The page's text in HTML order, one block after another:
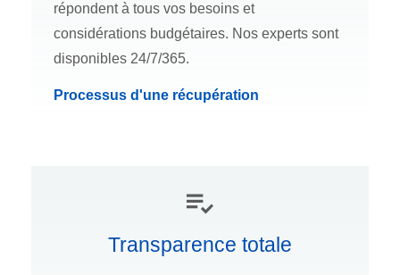
répondent à tous vos besoins et
considérations budgétaires. Nos experts sont
disponibles 24/7/365.
Processus d'une récupération
Transparence totale